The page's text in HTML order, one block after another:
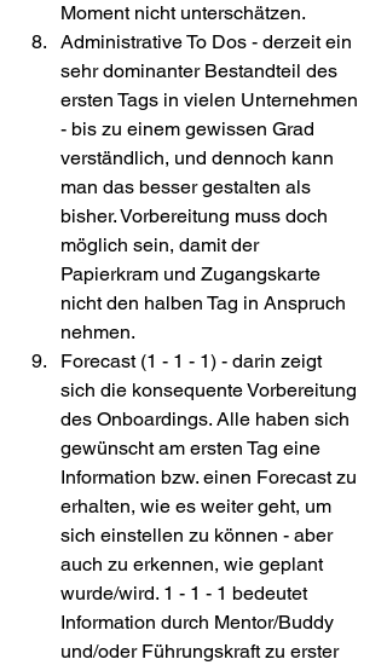
Moment nicht unterschätzen.
Administrative To Dos - derzeit ein
sehr dominanter Bestandteil des
ersten Tags in vielen Unternehmen
- bis zu einem gewissen Grad
verständlich, und dennoch kann
man das besser gestalten als
bisher. Vorbereitung muss doch
möglich sein, damit der
Papierkram und Zugangskarte
nicht den halben Tag in Anspruch
nehmen.
Forecast (1 - 1 - 1) - darin zeigt
sich die konsequente Vorbereitung
des Onboardings. Alle haben sich
gewünscht am ersten Tag eine
Information bzw. einen Forecast zu
erhalten, wie es weiter geht, um
sich einstellen zu können - aber
auch zu erkennen, wie geplant
wurde/wird. 1 - 1 - 1 bedeutet
Information durch Mentor/Buddy
und/oder Führungskraft zu erster